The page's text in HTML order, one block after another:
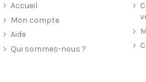
Accueil
Mon compte
Aide
Qui sommes-nous ?